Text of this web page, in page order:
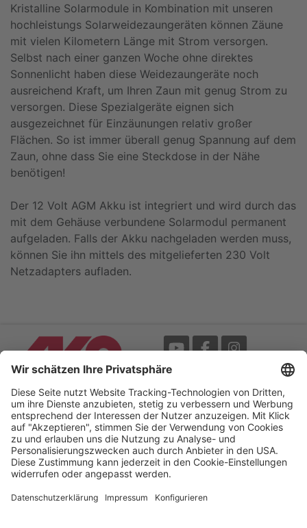
Kristalline Solarmodule in Kombination mit unseren
hochleistungs Solarweidezaungeräten können Zäune
mit vielen Kilometern Länge mit Strom versorgen.
Selbst nach einer ganzen Woche ohne direktes
Sonnenlicht haben diese Weidezaungeräte noch
ausreichend Kraft, um Ihren Zaun mit genug Strom zu
versorgen. Diese Spezialgeräte eignen sich
ausgezeichnet für Einzäunungen relativ großer
Flächen. So ist immer überall genug Spannung auf dem
Zaun, ohne dass Sie eine Steckdose in der Nähe
benötigen!
Der 12 Volt AGM Akku ist integriert und wird durch das
mit dem Gehäuse verbundene Solarmodul permanent
aufgeladen. Falls der Akku nachgeladen werden muss,
können Sie ihn mittels des mitgelieferten 230 Volt
Netzadapters aufladen.
Messe
Mediathek
Blätterkatalog
Newsletter
Bedienungsanleitungen /
AGB
Garantie
Impressum
Datenschutz
Barrierefreiheitserklärung
Cookie-Einstellungen